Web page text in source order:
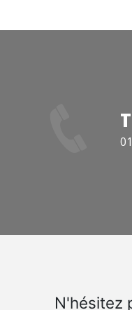
N'hésitez